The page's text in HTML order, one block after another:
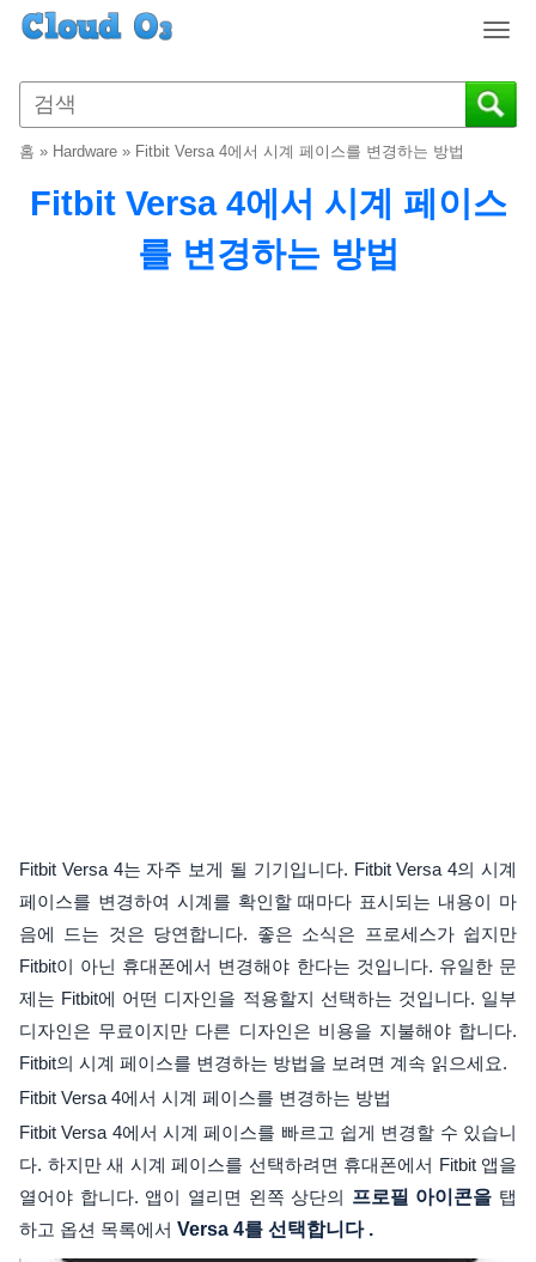
T
g
g
a
홈 » Hardware » Fitbit Versa 4에서 시계 페이스를 변경하는 방법
Fitbit Versa 4에서 시계 페이스
를 변경하는 방법
Fitbit Versa 4는 자주 보게 될 기기입니다. Fitbit Versa 4의 시계
페이스를 변경하여 시계를 확인할 때마다 표시되는 내용이 마
음에 드는 것은 당연합니다. 좋은 소식은 프로세스가 쉽지만
Fitbit이 아닌 휴대폰에서 변경해야 한다는 것입니다. 유일한 문
제는 Fitbit에 어떤 디자인을 적용할지 선택하는 것입니다. 일부
디자인은 무료이지만 다른 디자인은 비용을 지불해야 합니다.
Fitbit의 시계 페이스를 변경하는 방법을 보려면 계속 읽으세요.
Fitbit Versa 4에서 시계 페이스를 변경하는 방법
Fitbit Versa 4에서 시계 페이스를 빠르고 쉽게 변경할 수 있습니
다. 하지만 새 시계 페이스를 선택하려면 휴대폰에서 Fitbit 앱을
열어야 합니다. 앱이 열리면 왼쪽 상단의 프로필 아이콘을 탭
하고 옵션 목록에서 Versa 4를 선택합니다 .